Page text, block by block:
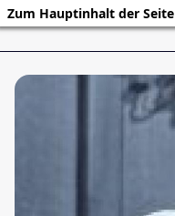
Zum Hauptinhalt der Seite